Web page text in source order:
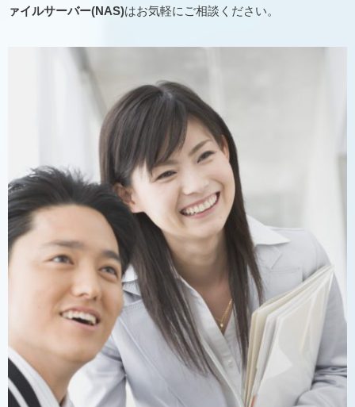
ァイルサーバー(NAS)はお気軽にご相談ください。